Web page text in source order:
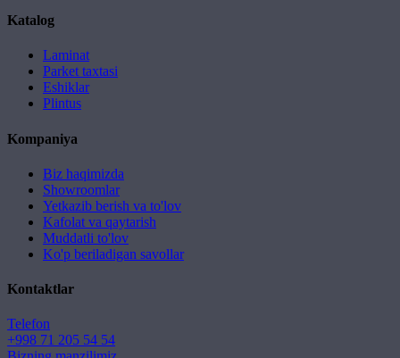
Katalog
Laminat
Parket taxtasi
Eshiklar
Plintus
Kompaniya
Biz haqimizda
Showroomlar
Yetkazib berish va to'lov
Kafolat va qaytarish
Muddatli to'lov
Ko'p beriladigan savollar
Kontaktlar
Telefon
+998 71 205 54 54